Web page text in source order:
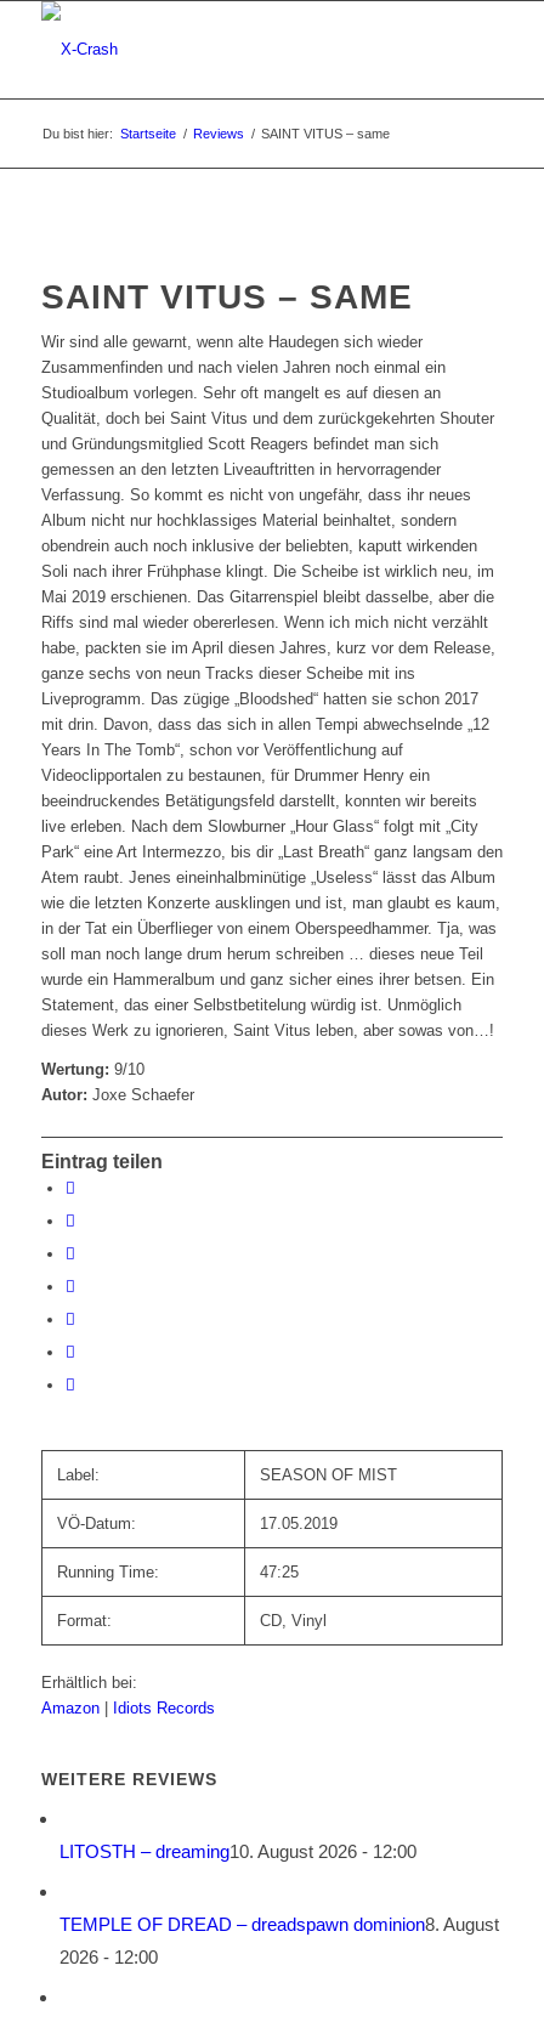
Du bist hier: Startseite / Reviews / SAINT VITUS – same
SAINT VITUS – SAME
Wir sind alle gewarnt, wenn alte Haudegen sich wieder
Zusammenfinden und nach vielen Jahren noch einmal ein
Studioalbum vorlegen. Sehr oft mangelt es auf diesen an
Qualität, doch bei Saint Vitus und dem zurückgekehrten Shouter
und Gründungsmitglied Scott Reagers befindet man sich
gemessen an den letzten Liveauftritten in hervorragender
Verfassung. So kommt es nicht von ungefähr, dass ihr neues
Album nicht nur hochklassiges Material beinhaltet, sondern
obendrein auch noch inklusive der beliebten, kaputt wirkenden
Soli nach ihrer Frühphase klingt. Die Scheibe ist wirklich neu, im
Mai 2019 erschienen. Das Gitarrenspiel bleibt dasselbe, aber die
Riffs sind mal wieder obererlesen. Wenn ich mich nicht verzählt
habe, packten sie im April diesen Jahres, kurz vor dem Release,
ganze sechs von neun Tracks dieser Scheibe mit ins
Liveprogramm. Das zügige „Bloodshed“ hatten sie schon 2017
mit drin. Davon, dass das sich in allen Tempi abwechselnde „12
Years In The Tomb“, schon vor Veröffentlichung auf
Videoclipportalen zu bestaunen, für Drummer Henry ein
beeindruckendes Betätigungsfeld darstellt, konnten wir bereits
live erleben. Nach dem Slowburner „Hour Glass“ folgt mit „City
Park“ eine Art Intermezzo, bis dir „Last Breath“ ganz langsam den
Atem raubt. Jenes eineinhalbminütige „Useless“ lässt das Album
wie die letzten Konzerte ausklingen und ist, man glaubt es kaum,
in der Tat ein Überflieger von einem Oberspeedhammer. Tja, was
soll man noch lange drum herum schreiben … dieses neue Teil
wurde ein Hammeralbum und ganz sicher eines ihrer betsen. Ein
Statement, das einer Selbstbetitelung würdig ist. Unmöglich
dieses Werk zu ignorieren, Saint Vitus leben, aber sowas von…!
Wertung: 9/10
Autor: Joxe Schaefer
Eintrag teilen
Label: SEASON OF MIST
VÖ-Datum: 17.05.2019
Running Time: 47:25
Format: CD, Vinyl
Erhältlich bei:
Amazon
Idiots Records
WEITERE REVIEWS
LITOSTH – dreaming10. August 2026 - 12:00
TEMPLE OF DREAD – dreadspawn dominion8. August
2026 - 12:00